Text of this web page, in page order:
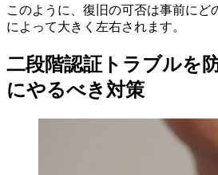
このように、復旧の可否は事前にど
によって大きく左右されます。
二段階認証トラブルを
にやるべき対策